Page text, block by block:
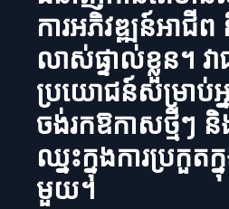
ការអភិវឌ្ឍន៍អាជី
លាស់ផ្ទាល់ខ្លួន។ វា
ប្រយោជន៍សម្រាប់
ចង់រកឱកាសថ្មីៗ និ
ឈ្នះក្នុងការប្រកួត
មួយ។